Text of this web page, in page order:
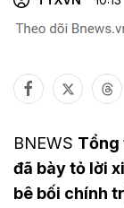
BNEWS Tổng
đã bày tỏ lời
bê bối chính